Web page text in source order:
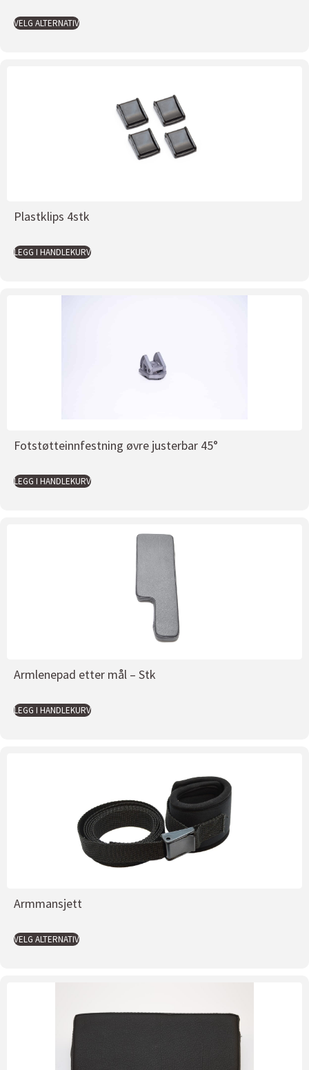
VELG ALTERNATIV
Plastklips 4stk
LEGG I HANDLEKURV
Fotstøtteinnfestning øvre justerbar 45°
LEGG I HANDLEKURV
Armlenepad etter mål – Stk
LEGG I HANDLEKURV
Armmansjett
VELG ALTERNATIV